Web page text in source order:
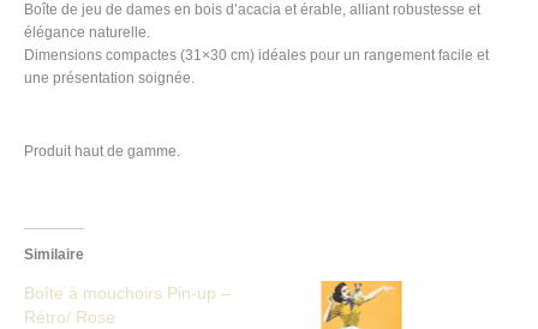
Boîte de jeu de dames en bois d’acacia et érable, alliant robustesse et
élégance naturelle.
Dimensions compactes (31×30 cm) idéales pour un rangement facile et
une présentation soignée.
Produit haut de gamme.
Similaire
Boîte à mouchoirs Pin-up –
Rétro/ Rose